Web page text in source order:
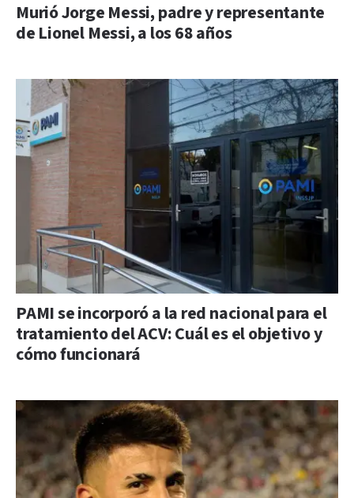
Murió Jorge Messi, padre y representante
de Lionel Messi, a los 68 años
PAMI se incorporó a la red nacional para el
tratamiento del ACV: Cuál es el objetivo y
cómo funcionará